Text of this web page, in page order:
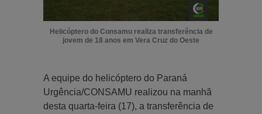
Helicóptero do Consamu realiza transferência de
jovem de 18 anos em Vera Cruz do Oeste
A equipe do helicóptero do Paraná
Urgência/CONSAMU realizou na manhã
desta quarta-feira (17), a transferência de